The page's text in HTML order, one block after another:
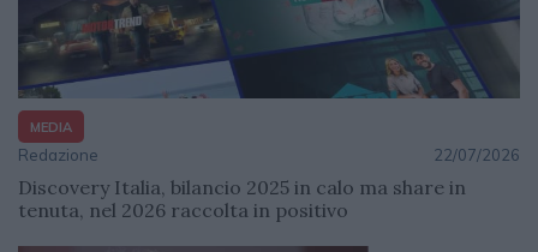
MEDIA
Redazione 22/07/2026
Discovery Italia, bilancio 2025 in calo ma share in
tenuta, nel 2026 raccolta in positivo